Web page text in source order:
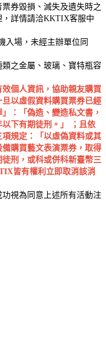
券毀損、滅失及遺失時之
，詳情請洽KKTIX客服中
入場，未經主辦單位同
之金屬、玻璃、寶特瓶容
個人資訊，協助親友購買
以虛假資料購買票券已經
：「偽造、變造私文書，
下有期徒刑。」 ；且依
規定：「以虛偽資料或其
購買藝文表演票券，取得
刑，或科或併科新臺幣三
皆有權利立即取消該消
視為同意上述所有活動注